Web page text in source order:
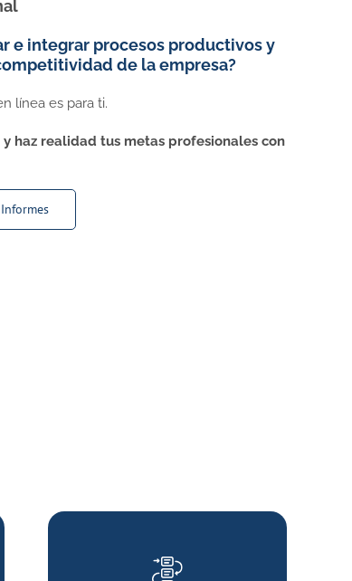
e integrar procesos productivos y
de la empresa?
línea es para ti.
haz realidad tus metas profesionales con
Informes